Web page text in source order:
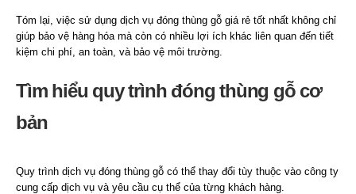
Tóm lại, việc sử dụng dịch vụ đóng thùng gỗ giá rẻ tốt nhất không chỉ
giúp bảo vệ hàng hóa mà còn có nhiều lợi ích khác liên quan đến tiết
kiệm chi phí, an toàn, và bảo vệ môi trường.
Tìm hiểu quy trình đóng thùng gỗ cơ
bản
Quy trình dịch vụ đóng thùng gỗ có thể thay đổi tùy thuộc vào công ty
cung cấp dịch vụ và yêu cầu cụ thể của từng khách hàng.